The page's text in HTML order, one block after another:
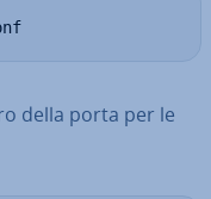
della porta per le